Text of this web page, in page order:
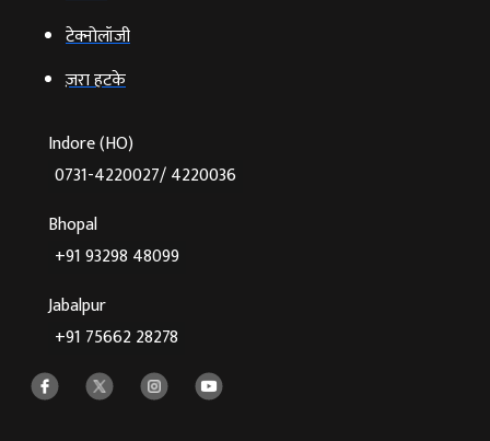
टेक्‍नोलॉजी
ज़रा हटके
Indore (HO)
0731-4220027/ 4220036
Bhopal
+91 93298 48099
Jabalpur
+91 75662 28278